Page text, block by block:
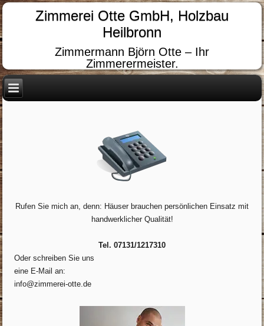
Zimmerei Otte GmbH, Holzbau
Heilbronn
Zimmermann Björn Otte – Ihr
Zimmerermeister.
Rufen Sie mich an, denn: Häuser brauchen persönlichen Einsatz mit
handwerklicher Qualität!
Tel. 07131/1217310
Oder schreiben Sie uns
eine E-Mail an:
info@zimmerei-otte.de